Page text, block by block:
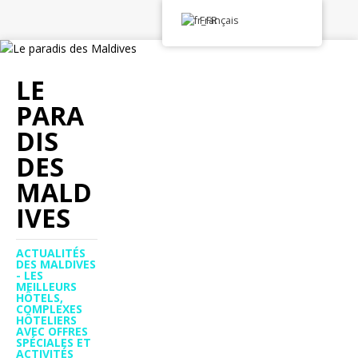
LE
PARA
DIS
DES
MALD
IVES
ACTUALITÉS
DES MALDIVES
- LES
MEILLEURS
HÔTELS,
COMPLEXES
HÔTELIERS
AVEC OFFRES
SPÉCIALES ET
ACTIVITÉS
Français